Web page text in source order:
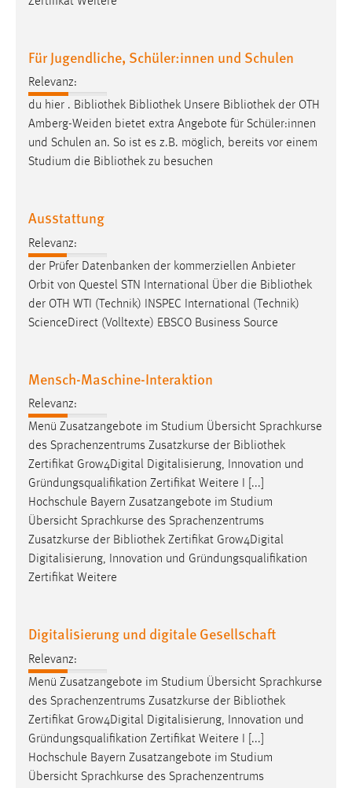
Für Jugendliche, Schüler:innen und Schulen
Relevanz:
du hier . Bibliothek Bibliothek Unsere Bibliothek der OTH
Amberg-Weiden bietet extra Angebote für Schüler:innen
und Schulen an. So ist es z.B. möglich, bereits vor einem
Studium die Bibliothek zu besuchen
Ausstattung
Relevanz:
der Prüfer Datenbanken der kommerziellen Anbieter
Orbit von Questel STN International Über die Bibliothek
der OTH WTI (Technik) INSPEC International (Technik)
ScienceDirect (Volltexte) EBSCO Business Source
Mensch-Maschine-Interaktion
Relevanz:
Menü Zusatzangebote im Studium Übersicht Sprachkurse
des Sprachenzentrums Zusatzkurse der Bibliothek
Zertifikat Grow4Digital Digitalisierung, Innovation und
Gründungsqualifikation Zertifikat Weitere I [...]
Hochschule Bayern Zusatzangebote im Studium
Übersicht Sprachkurse des Sprachenzentrums
Zusatzkurse der Bibliothek Zertifikat Grow4Digital
Digitalisierung, Innovation und Gründungsqualifikation
Zertifikat Weitere
Digitalisierung und digitale Gesellschaft
Relevanz:
Menü Zusatzangebote im Studium Übersicht Sprachkurse
des Sprachenzentrums Zusatzkurse der Bibliothek
Zertifikat Grow4Digital Digitalisierung, Innovation und
Gründungsqualifikation Zertifikat Weitere I [...]
Hochschule Bayern Zusatzangebote im Studium
Übersicht Sprachkurse des Sprachenzentrums